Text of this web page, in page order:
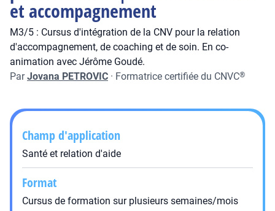
et accompagnement
M3/5 : Cursus d'intégration de la CNV pour la relation
d'accompagnement, de coaching et de soin. En co-
animation avec Jérôme Goudé.
ParJovana PETROVIC · Formatrice certifiée du CNVC®
Champ d'application
Santé et relation d'aide
Format
Cursus de formation sur plusieurs semaines/mois